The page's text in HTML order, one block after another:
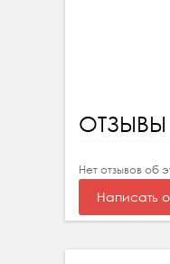
ОТЗЫВЫ
Нет отзывов об
Написать